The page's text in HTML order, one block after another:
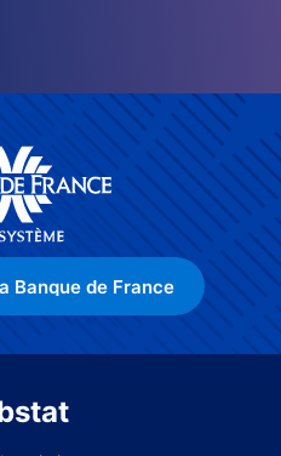
Banque de France